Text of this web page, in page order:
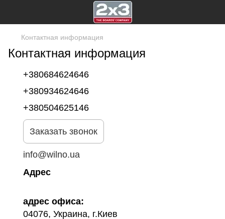
Контактная информация
Контактная информация
+380684624646
+380934624646
+380504625146
Заказать звонок
info@wilno.ua
Адрес
адрес офиса:
04076, Украина, г.Киев